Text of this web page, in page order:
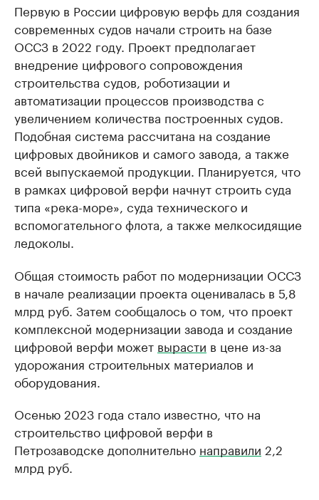
Первую в России цифровую верфь для создания
современных судов начали строить на базе
ОССЗ в 2022 году. Проект предполагает
внедрение цифрового сопровождения
строительства судов, роботизации и
автоматизации процессов производства с
увеличением количества построенных судов.
Подобная система рассчитана на создание
цифровых двойников и самого завода, а также
всей выпускаемой продукции. Планируется, что
в рамках цифровой верфи начнут строить суда
типа «река-море», суда технического и
вспомогательного флота, а также мелкосидящие
ледоколы.
Общая стоимость работ по модернизации ОССЗ
в начале реализации проекта оценивалась в 5,8
млрд руб. Затем сообщалось о том, что проект
комплексной модернизации завода и создание
цифровой верфи может вырасти в цене из-за
удорожания строительных материалов и
оборудования.
Осенью 2023 года стало известно, что на
строительство цифровой верфи в
Петрозаводске дополнительно направили 2,2
млрд руб.